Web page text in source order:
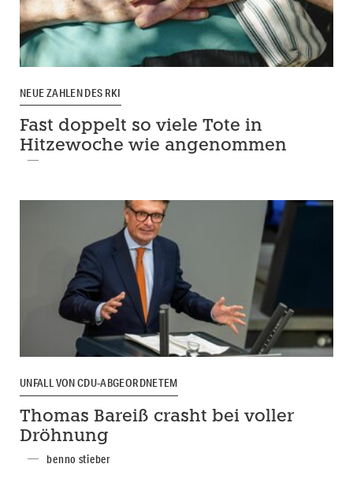
NEUE ZAHLEN DES RKI
Fast doppelt so viele Tote in
Hitzewoche wie angenommen
UNFALL VON CDU-ABGEORDNETEM
Thomas Bareiß crasht bei voller
Dröhnung
benno stieber